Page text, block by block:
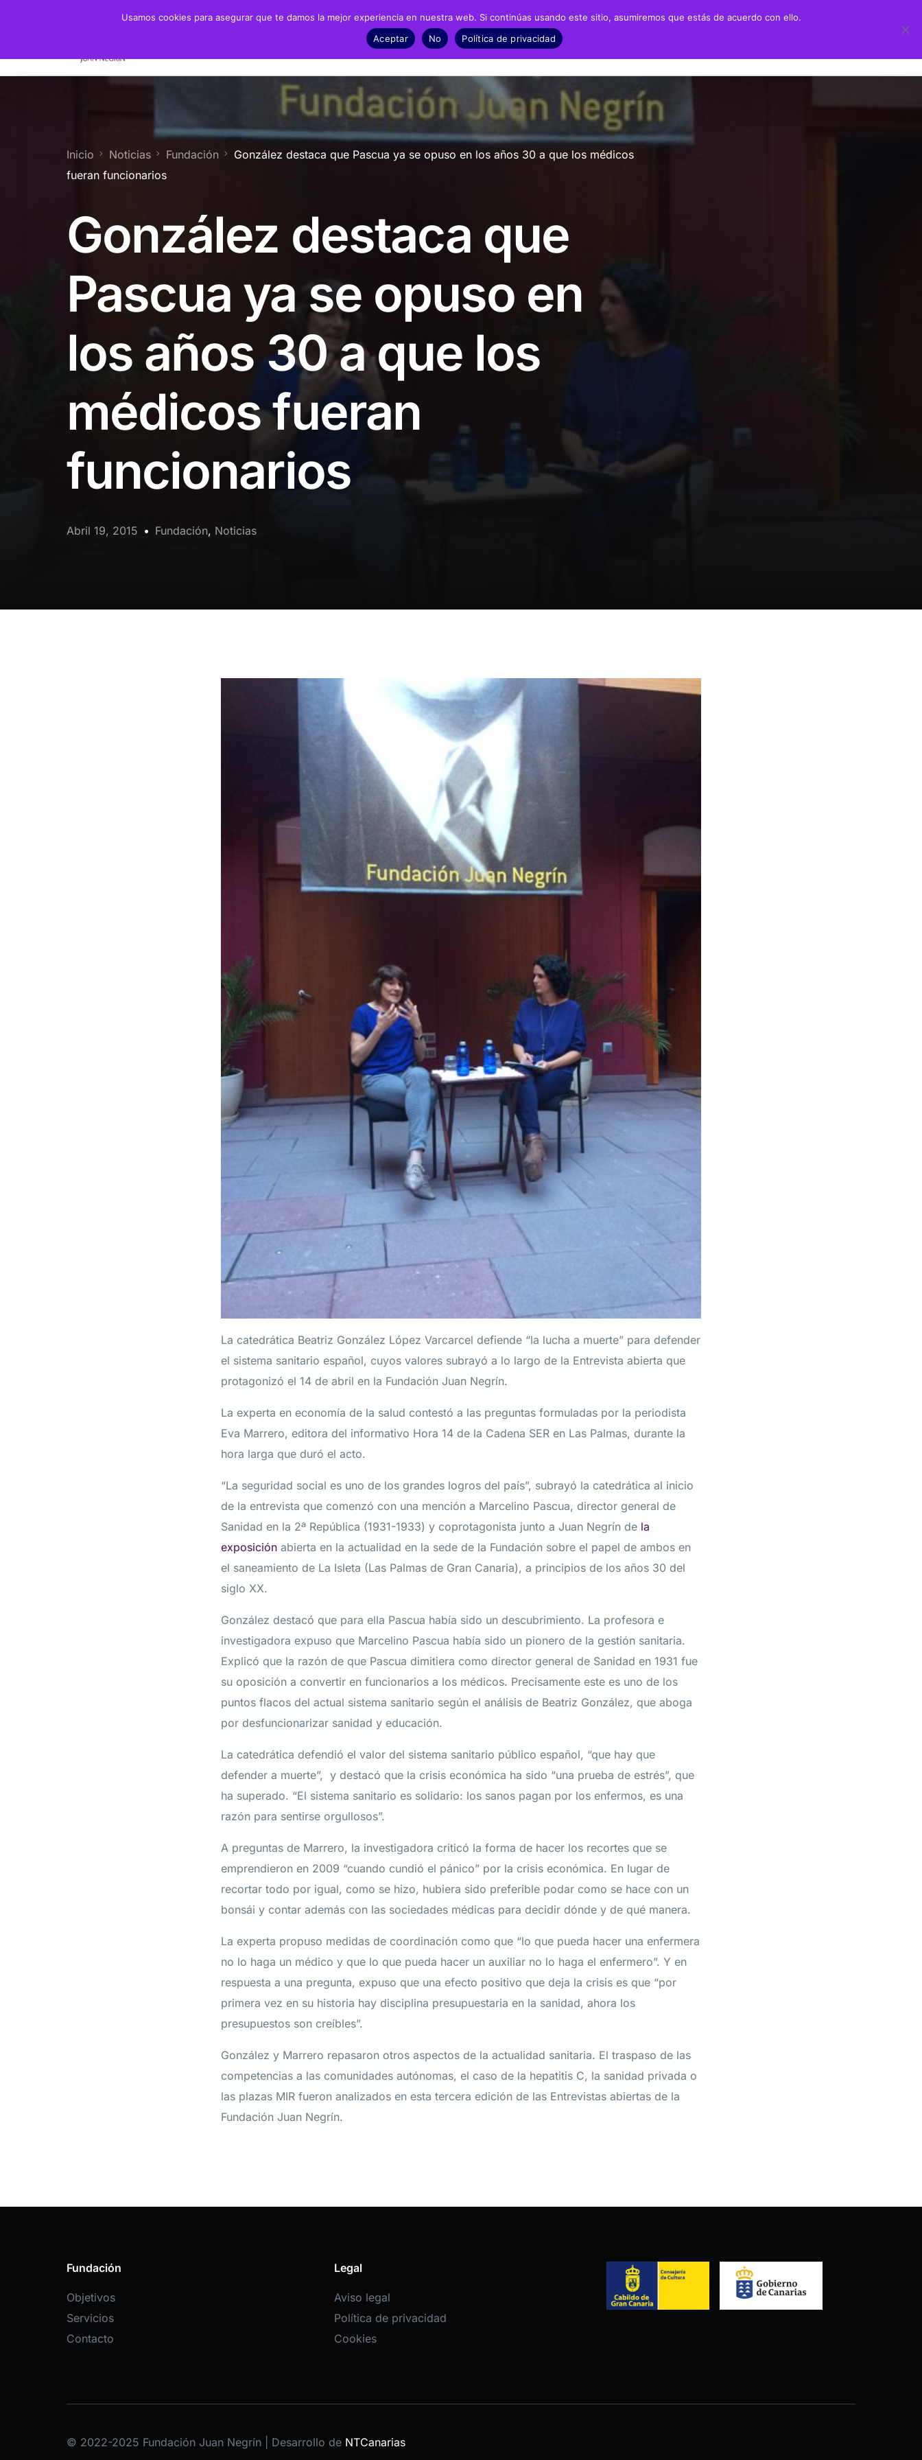
Presidenta de Honor
Servicios
Biografía
Cronobiografía
Recursos
Archivos
Biblioteca
Presencia en prensa
Dossieres de prensa
Noticias
Exposición Juan Negrín UN CANARIO EN LA HISTORIA
Infantil y Primaria
Inicio Noticias Fundación
González destaca que Pascua ya se opuso en los años 30 a que los médicos
fueran funcionarios
González destaca que
Pascua ya se opuso en
los años 30 a que los
médicos fueran
funcionarios
Abril 19, 2015 Fundación, Noticias
La catedrática Beatriz González López Varcarcel defiende “la lucha a muerte” para defender
el sistema sanitario español, cuyos valores subrayó a lo largo de la Entrevista abierta que
protagonizó el 14 de abril en la Fundación Juan Negrín.
La experta en economía de la salud contestó a las preguntas formuladas por la periodista
Eva Marrero, editora del informativo Hora 14 de la Cadena SER en Las Palmas, durante la
hora larga que duró el acto.
“La seguridad social es uno de los grandes logros del país”, subrayó la catedrática al inicio
de la entrevista que comenzó con una mención a Marcelino Pascua, director general de
Sanidad en la 2ª República (1931-1933) y coprotagonista junto a Juan Negrín de la
exposición abierta en la actualidad en la sede de la Fundación sobre el papel de ambos en
el saneamiento de La Isleta (Las Palmas de Gran Canaria), a principios de los años 30 del
siglo XX.
González destacó que para ella Pascua había sido un descubrimiento. La profesora e
investigadora expuso que Marcelino Pascua había sido un pionero de la gestión sanitaria.
Explicó que la razón de que Pascua dimitiera como director general de Sanidad en 1931 fue
su oposición a convertir en funcionarios a los médicos. Precisamente este es uno de los
puntos flacos del actual sistema sanitario según el análisis de Beatriz González, que aboga
por desfuncionarizar sanidad y educación.
La catedrática defendió el valor del sistema sanitario público español, “que hay que
defender a muerte”, y destacó que la crisis económica ha sido “una prueba de estrés”, que
ha superado. “El sistema sanitario es solidario: los sanos pagan por los enfermos, es una
razón para sentirse orgullosos”.
A preguntas de Marrero, la investigadora criticó la forma de hacer los recortes que se
emprendieron en 2009 “cuando cundió el pánico” por la crisis económica. En lugar de
recortar todo por igual, como se hizo, hubiera sido preferible podar como se hace con un
bonsái y contar además con las sociedades médicas para decidir dónde y de qué manera.
La experta propuso medidas de coordinación como que “lo que pueda hacer una enfermera
no lo haga un médico y que lo que pueda hacer un auxiliar no lo haga el enfermero”. Y en
respuesta a una pregunta, expuso que una efecto positivo que deja la crisis es que “por
primera vez en su historia hay disciplina presupuestaria en la sanidad, ahora los
presupuestos son creíbles”.
González y Marrero repasaron otros aspectos de la actualidad sanitaria. El traspaso de las
competencias a las comunidades autónomas, el caso de la hepatitis C, la sanidad privada o
las plazas MIR fueron analizados en esta tercera edición de las Entrevistas abiertas de la
Fundación Juan Negrín.
Fundación
Objetivos
Servicios
Contacto
Legal
Aviso legal
Política de privacidad
Cookies
© 2022-2025 Fundación Juan Negrín | Desarrollo de NTCanarias
Usamos cookies para asegurar que te damos la mejor experiencia en nuestra web. Si continúas usando este sitio, asumiremos que estás de acuerdo con ello.
Aceptar
No Política de privacidad